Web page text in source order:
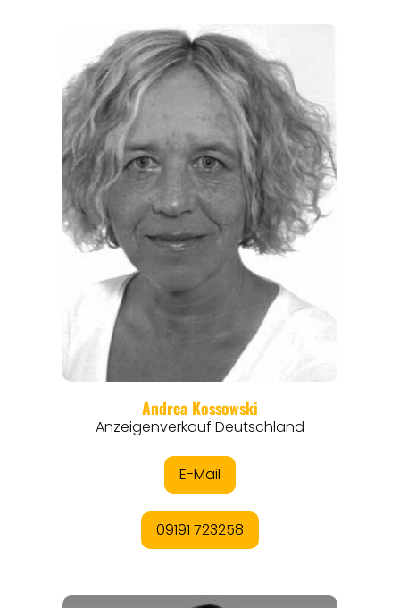
THEMEN
ANGEBOTE